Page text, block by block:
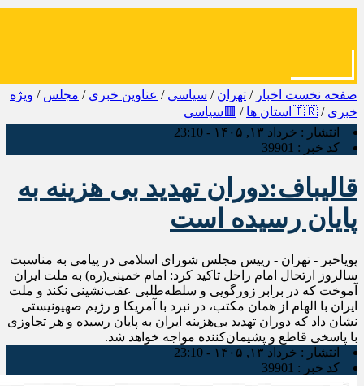
صفحه نخست اخبار / تهران / سیاسی / عناوین خبری / مجلس / ویژه
خبری / 🇮🇷استان ها / 🟥سیاسی
انتشار : خرداد ۱۳, ۱۴۰۵ - 23:10
کد خبر : 39901
قالیباف:دوران تهدید بی هزینه به
پایان رسیده است
پویاخبر - تهران - رییس مجلس شورای اسلامی در پیامی به مناسبت
سالروز ارتحال امام راحل تاکید کرد: امام خمینی(ره) به ملت ایران
آموخت که در برابر زورگویی و سلطه‌طلبی عقب‌نشینی نکند و ملت
ایران با الهام از همان مکتب، در نبرد با آمریکا و رژیم صهیونیستی
نشان داد که دوران تهدید بی‌هزینه ایران به پایان رسیده و هر تجاوزی
با پاسخی قاطع و پشیمان‌کننده مواجه خواهد شد.
انتشار : خرداد ۱۳, ۱۴۰۵ - 23:10
کد خبر : 39901